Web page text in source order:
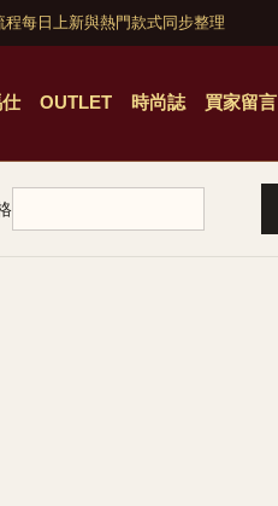
程每日上新與熱門款式同步整理
OUTLET 時尚誌 買家留言